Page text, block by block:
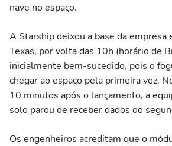
nave no espaço.
A Starship deixou a base da empresa
Texas, por volta das 10h (horário de
inicialmente bem-sucedido, pois o
chegar ao espaço pela primeira vez.
10 minutos após o lançamento, a
solo parou de receber dados do
Os engenheiros acreditam que o